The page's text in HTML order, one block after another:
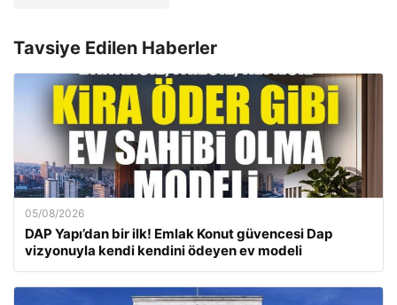
Tavsiye Edilen Haberler
05/08/2026
DAP Yapı’dan bir ilk! Emlak Konut güvencesi Dap
vizyonuyla kendi kendini ödeyen ev modeli